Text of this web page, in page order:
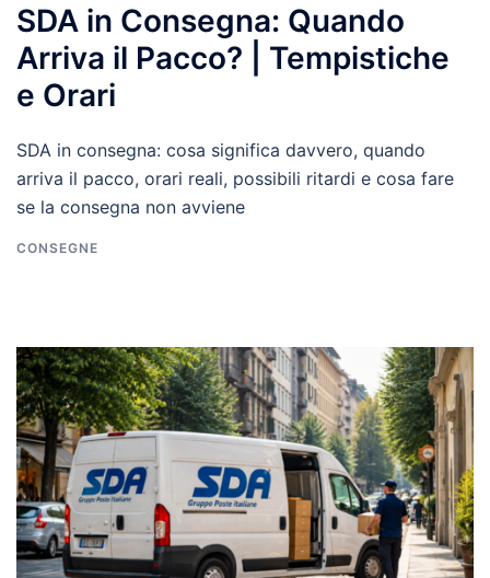
SDA in Consegna: Quando
Arriva il Pacco? | Tempistiche
e Orari
SDA in consegna: cosa significa davvero, quando
arriva il pacco, orari reali, possibili ritardi e cosa fare
se la consegna non avviene
CONSEGNE